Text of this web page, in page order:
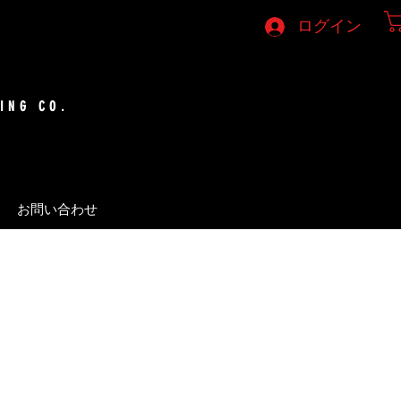
CO.
ログイン
お問い合わせ